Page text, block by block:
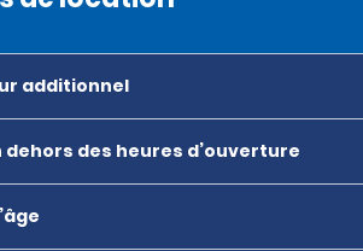
additionnel
dehors des heures d’ouverture